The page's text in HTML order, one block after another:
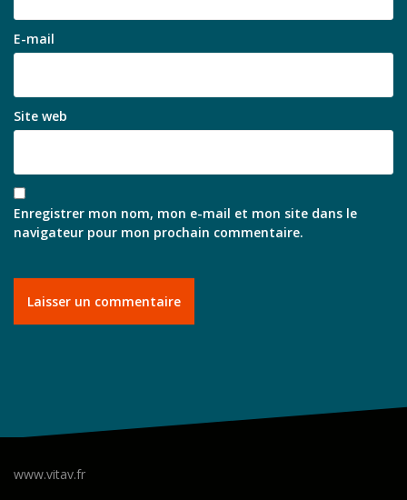
E-mail
Site web
Enregistrer mon nom, mon e-mail et mon site dans le
navigateur pour mon prochain commentaire.
www.vitav.fr